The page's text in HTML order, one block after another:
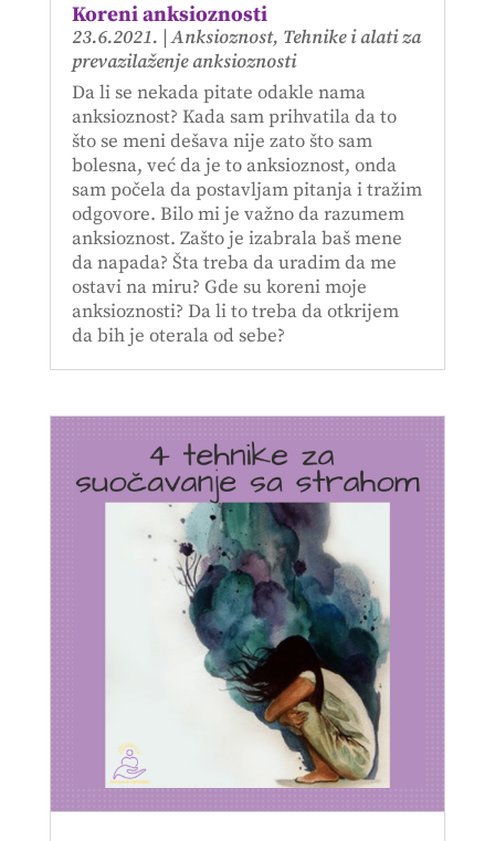
Koreni anksioznosti
23.6.2021. |Anksioznost, Tehnike i alati za
prevazilaženje anksioznosti
Da li se nekada pitate odakle nama
anksioznost? Kada sam prihvatila da to
što se meni dešava nije zato što sam
bolesna, već da je to anksioznost, onda
sam počela da postavljam pitanja i tražim
odgovore. Bilo mi je važno da razumem
anksioznost. Zašto je izabrala baš mene
da napada? Šta treba da uradim da me
ostavi na miru? Gde su koreni moje
anksioznosti? Da li to treba da otkrijem
da bih je oterala od sebe?